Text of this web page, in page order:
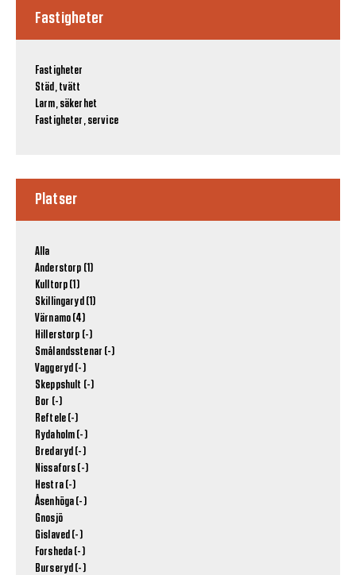
Fastigheter
Fastigheter
Städ, tvätt
Larm, säkerhet
Fastigheter, service
Platser
Alla
Anderstorp (1)
Kulltorp (1)
Skillingaryd (1)
Värnamo (4)
Hillerstorp (-)
Smålandsstenar (-)
Vaggeryd (-)
Skeppshult (-)
Bor (-)
Reftele (-)
Rydaholm (-)
Bredaryd (-)
Nissafors (-)
Hestra (-)
Åsenhöga (-)
Gnosjö
Gislaved (-)
Forsheda (-)
Burseryd (-)